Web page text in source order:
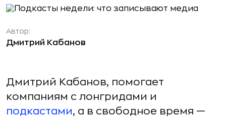
Автор:
Дмитрий Кабанов
Дмитрий Кабанов, помогает
компаниям с лонгридами и
подкастами, а в свободное время —